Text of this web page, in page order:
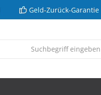
Geld-Zurück-Garantie